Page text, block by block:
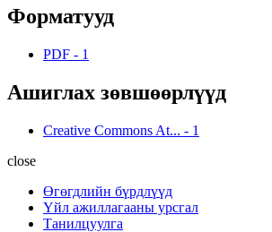
Форматууд
PDF - 1
Ашиглах зөвшөөрлүүд
Creative Commons At... - 1
close
Өгөгдлийн бүрдлүүд
Үйл ажиллагааны урсгал
Танилцуулга